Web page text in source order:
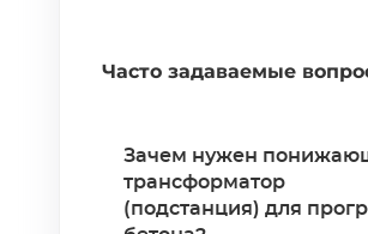
Часто задаваемые
Зачем нужен
трансформатор
(подстанция) для